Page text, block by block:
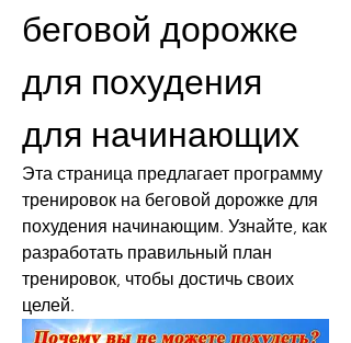
беговой дорожке
для похудения
для начинающих
Эта страница предлагает программу
тренировок на беговой дорожке для
похудения начинающим. Узнайте, как
разработать правильный план
тренировок, чтобы достичь своих
целей.